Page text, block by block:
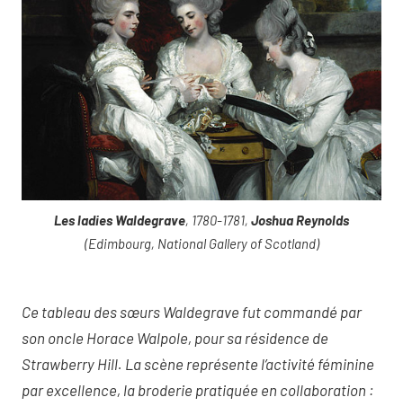
Les ladies Waldegrave, 1780-1781, Joshua Reynolds
(Edimbourg, National Gallery of Scotland)
Ce tableau des sœurs Waldegrave fut commandé par
son oncle Horace Walpole, pour sa résidence de
Strawberry Hill. La scène représente l’activité féminine
par excellence, la broderie pratiquée en collaboration :